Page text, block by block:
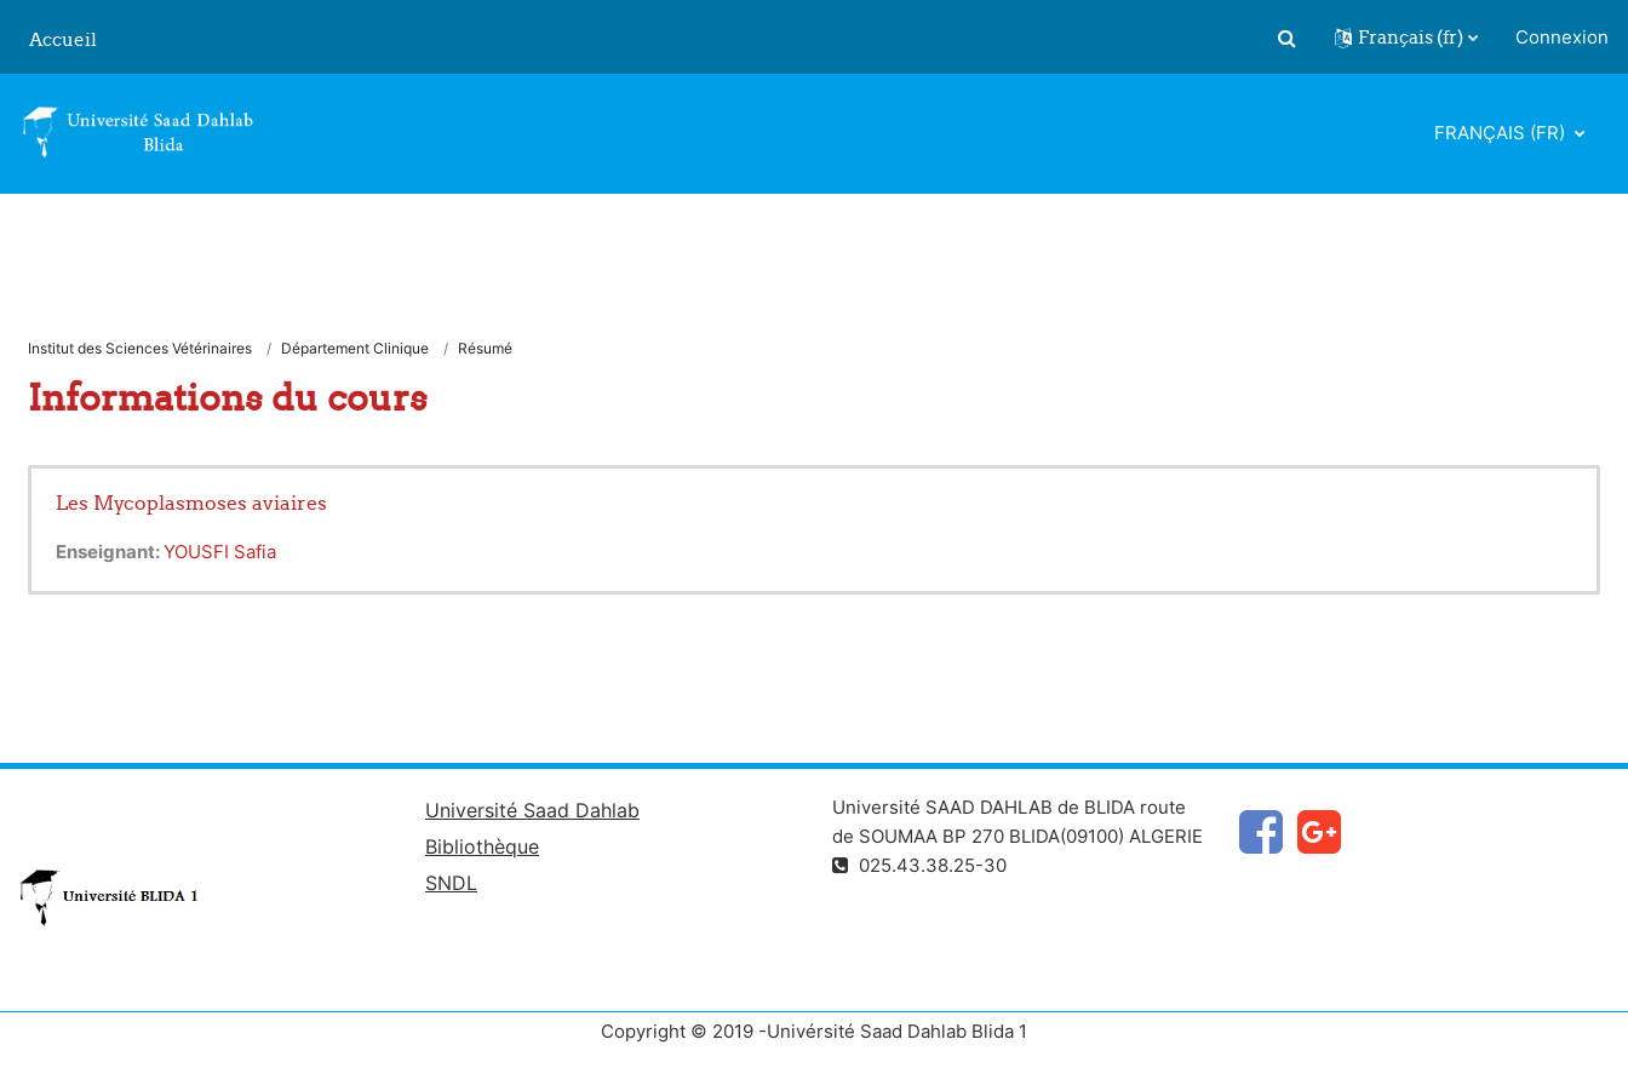
Accueil
Activer/désactiver la saisie de
Français ‎(fr)‎ Connexion
FRANÇAIS ‎(FR)‎
Institut des Sciences Vétérinaires Département Clinique Résumé
Informations du cours
Les Mycoplasmoses aviaires
Enseignant:YOUSFI Safia
Université Saad Dahlab
Bibliothèque
SNDL
Université SAAD DAHLAB de BLIDA route
de SOUMAA BP 270 BLIDA(09100) ALGERIE
025.43.38.25-30
Copyright © 2019 -Univérsité Saad Dahlab Blida 1